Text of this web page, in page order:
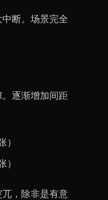
中断。场景完全
逐渐增加间距
，除非是有意